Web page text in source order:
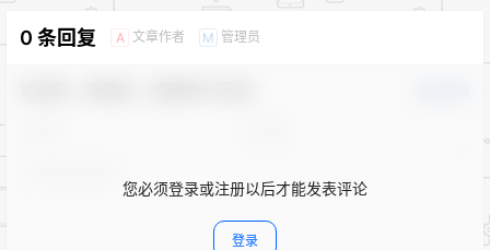
0 条回复 A 文章作者 M 管理员
您必须登录或注册以后才能发表评论
登录